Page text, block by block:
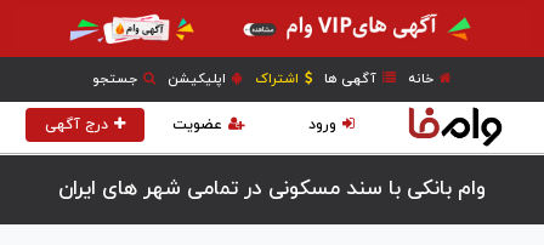
خانه آگهی ها اشتراک اپلیکیشن جستجو
درج آگهی عضویت ورود
وام بانکی با سند مسکونی در تمامی شهر های ایران